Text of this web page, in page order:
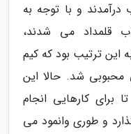
درآمدند و با توجه به
قلمداد می شدند،
این ترتیب بود که کیم
محبوبی شد. حالا این
برای کارهایی انجام
و طوری وانمود می